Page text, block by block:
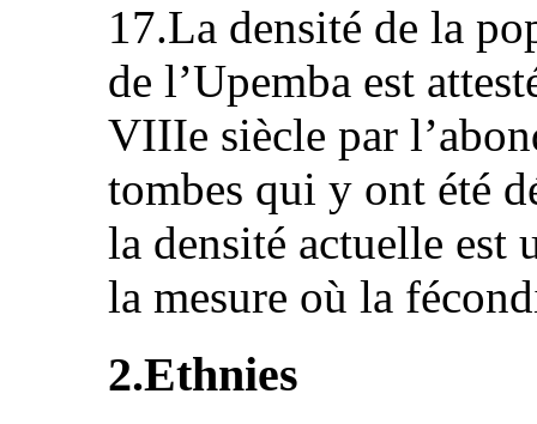
17.La densité de la
de l’Upemba est
VIIIe siècle par
tombes qui y ont été
la densité actuelle est
la mesure où la
2.Ethnies